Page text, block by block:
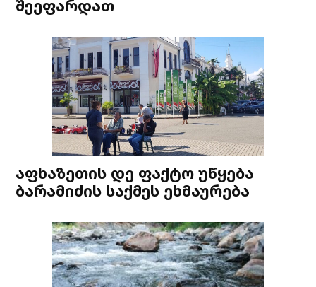
შეეფარდათ
აფხაზეთის დე ფაქტო უწყება
ბარამიძის საქმეს ეხმაურება